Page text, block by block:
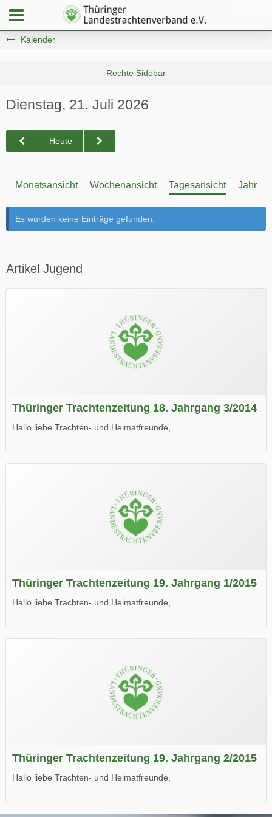
Kalender
Dienstag, 21. Juli 2026
Heute
Monatsansicht Wochenansicht Tagesansicht
Es wurden keine Einträge gefunden.
Artikel Jugend
Thüringer Trachtenzeitung 18. Jahrgang 3/2014
Hallo liebe Trachten- und Heimatfreunde,
Wir wünschen Euch viel Spaß beim Lesen.
Thüringer Trachtenzeitung 19. Jahrgang 1/2015
Hallo liebe Trachten- und Heimatfreunde,
Wir wünschen Euch viel Spaß beim Lesen.
Thüringer Trachtenzeitung 19. Jahrgang 2/2015
Hallo liebe Trachten- und Heimatfreunde,
Wir wünschen Euch viel Spaß beim Lesen.